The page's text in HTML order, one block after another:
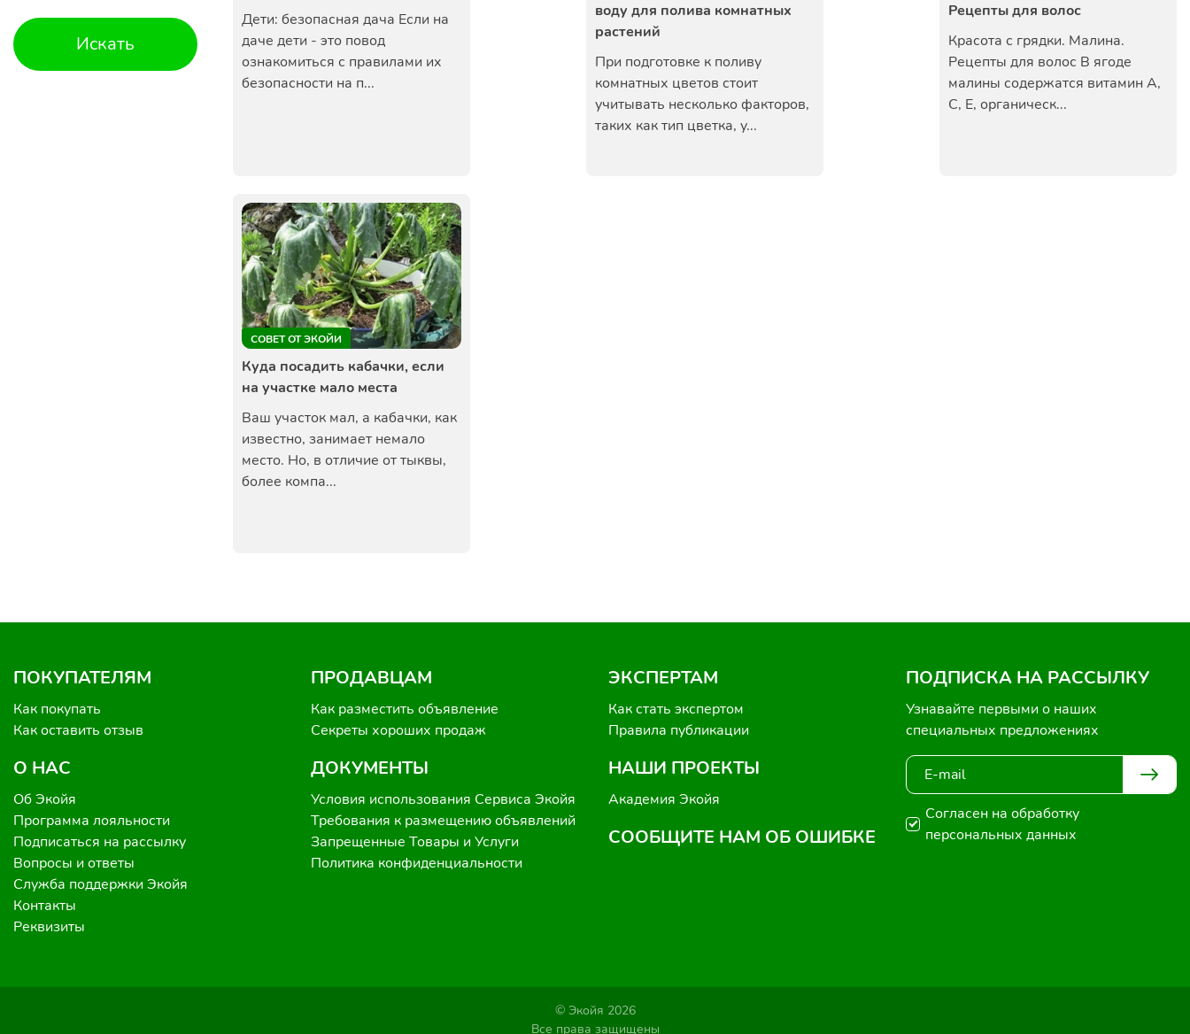
Искать
Дети: безопасная дача Если на
даче дети - это повод
ознакомиться с правилами их
безопасности на п...
воду для полива комнатных
растений
При подготовке к поливу
комнатных цветов стоит
учитывать несколько факторов,
таких как тип цветка, у...
Рецепты для волос
Красота с грядки. Малина.
Рецепты для волос В ягоде
малины содержатся витамин А,
С, Е, органическ...
СОВЕТ ОТ ЭКОЙИ
Куда посадить кабачки, если
на участке мало места
Ваш участок мал, а кабачки, как
известно, занимает немало
место. Но, в отличие от тыквы,
более компа...
ПОКУПАТЕЛЯМ
Как покупать
Как оставить отзыв
О НАС
Об Экойя
Программа лояльности
Подписаться на рассылку
Вопросы и ответы
Служба поддержки Экойя
Контакты
Реквизиты
ПРОДАВЦАМ
Как разместить объявление
Секреты хороших продаж
ДОКУМЕНТЫ
Условия использования Сервиса Экойя
Требования к размещению объявлений
Запрещенные Товары и Услуги
Политика конфиденциальности
ЭКСПЕРТАМ
Как стать экспертом
Правила публикации
НАШИ ПРОЕКТЫ
Академия Экойя
СООБЩИТЕ НАМ ОБ ОШИБКЕ
ПОДПИСКА НА РАССЫЛКУ
Узнавайте первыми о наших
специальных предложениях
Согласен на обработку
персональных данных
© Экойя 2026
Все права защищены